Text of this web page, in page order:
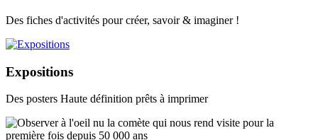
Des fiches d'activités pour créer, savoir & imaginer !
Expositions
Des posters Haute définition prêts à imprimer